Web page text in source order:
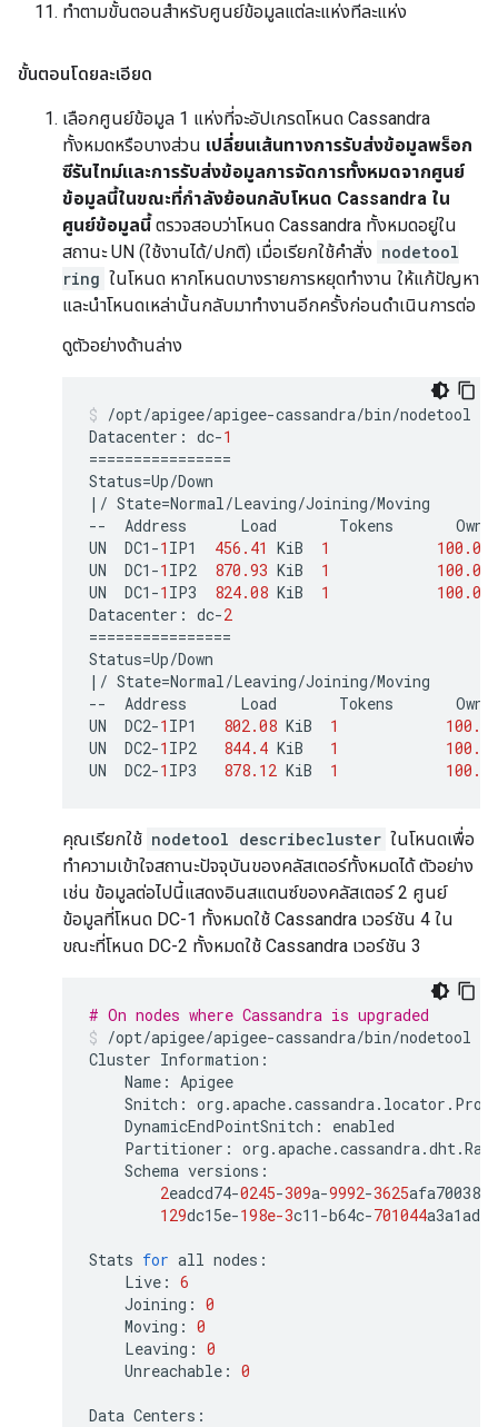
ทำตามขั้นตอนสำหรับศูนย์ข้อมูลแต่ละแห่งทีละแห่ง
ขั้นตอนโดยละเอียด
เลือกศูนย์ข้อมูล 1 แห่งที่จะอัปเกรดโหนด Cassandra
ทั้งหมดหรือบางส่วน เปลี่ยนเส้นทางการรับส่งข้อมูลพร็อก
ซีรันไทม์และการรับส่งข้อมูลการจัดการทั้งหมดจากศูนย์
ข้อมูลนี้ในขณะที่กำลังย้อนกลับโหนด Cassandra ใน
ศูนย์ข้อมูลนี้ ตรวจสอบว่าโหนด Cassandra ทั้งหมดอยู่ใน
สถานะ UN (ใช้งานได้/ปกติ) เมื่อเรียกใช้คำสั่ง nodetool
ring ในโหนด หากโหนดบางรายการหยุดทำงาน ให้แก้ปัญหา
และนำโหนดเหล่านั้นกลับมาทำงานอีกครั้งก่อนดำเนินการต่อ
ดูตัวอย่างด้านล่าง
/opt/apigee/apigee-cassandra/bin/nodetool
Datacenter : dc-1
================
Status=Up/Down
|/ State=Normal/Leaving/Joining/Moving
--
Address Load Tokens
Owns
UN
DC1 -1 IP1 456.41 KiB 1 100.0
UN
DC1 -1 IP2 870.93 KiB 1 100.0
UN
DC1 -1 IP3 824.08 KiB 1 100.0
Datacenter : dc-2
================
Status=Up/Down
|/ State=Normal/Leaving/Joining/Moving
--
Address Load Tokens
Owns
UN
DC2-1 IP1 802.08 KiB 1 100.0
UN
DC2-1 IP2 844.4 KiB 1 100.0
UN
DC2-1 IP3 878.12 KiB 1 100.0
คุณเรียกใช้ nodetool describecluster ในโหนดเพื่อ
ทำความเข้าใจสถานะปัจจุบันของคลัสเตอร์ทั้งหมดได้ ตัวอย่าง
เช่น ข้อมูลต่อไปนี้แสดงอินสแตนซ์ของคลัสเตอร์ 2 ศูนย์
ข้อมูลที่โหนด DC-1 ทั้งหมดใช้ Cassandra เวอร์ชัน 4 ใน
ขณะที่โหนด DC-2 ทั้งหมดใช้ Cassandra เวอร์ชัน 3
# On nodes where Cassandra is upgraded
/opt/apigee/apigee-cassandra/bin/nodetool
Cluster Information :
Name : Apigee
Snitch : org .apache.cassandra. locator .
DynamicEndPointSnitch :
enabled
Partitioner : org .apache.cassandra.dht.
Schema versions :
2eadcd74-0245-309a-9992-3625afa70038
129dc15e-198e-3c11 -b64c-701044a3a1ad
Stats for all nodes :
Live : 6
Joining : 0
Moving : 0
Leaving : 0
Unreachable : 0
Data Centers :